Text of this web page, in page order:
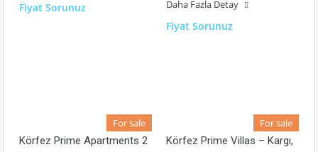
Fiyat Sorunuz
Daha Fazla Detay
Fiyat Sorunuz
For sale
Körfez Prime Apartments 2
For sale
Körfez Prime Villas – Kargı,